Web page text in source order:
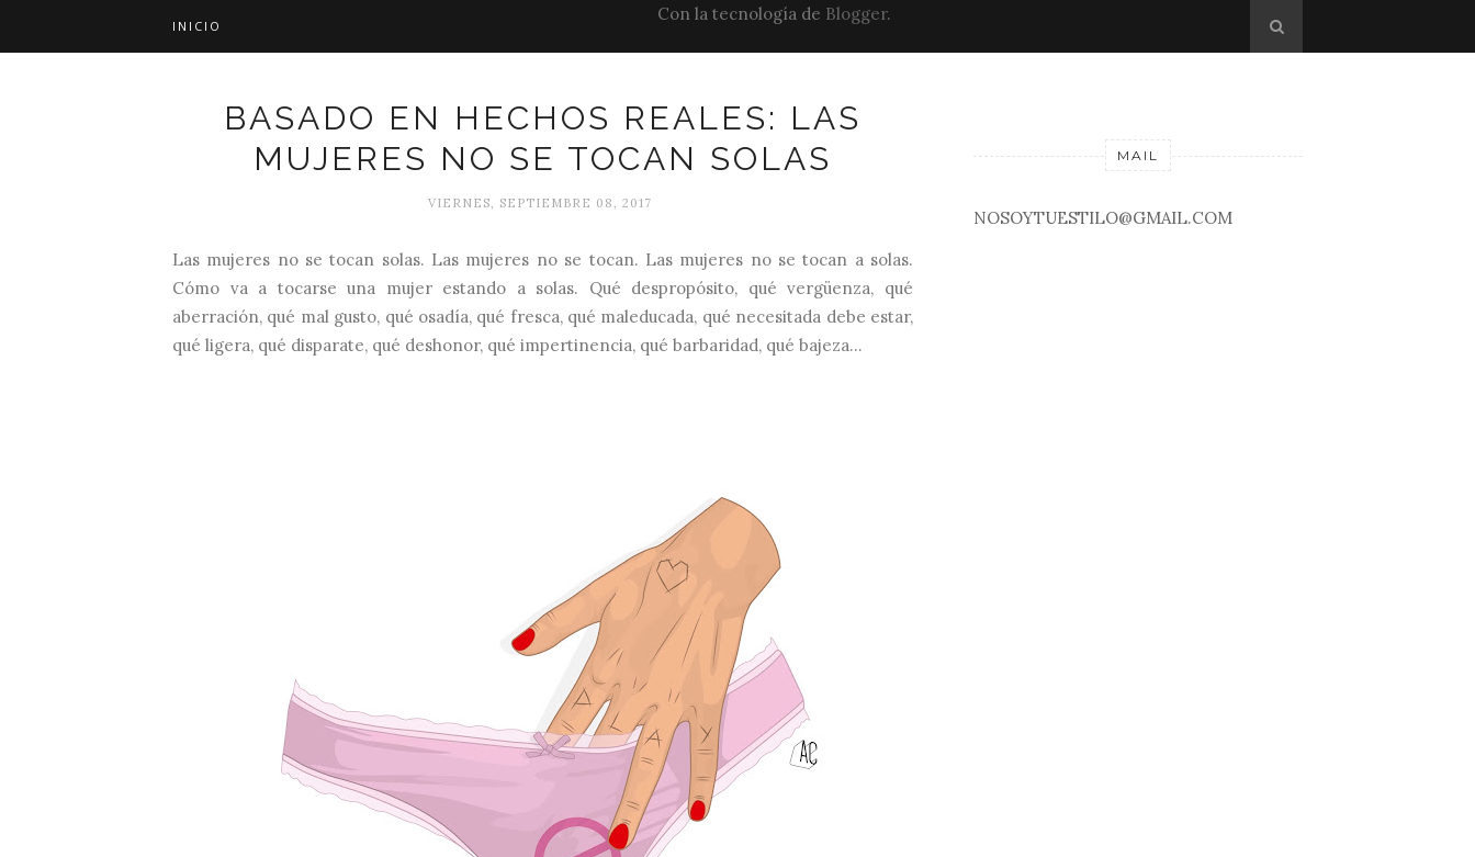
INICIO
Con la tecnología de Blogger.
BASADO EN HECHOS REALES: LAS
MUJERES NO SE TOCAN SOLAS
VIERNES, SEPTIEMBRE 08, 2017
Las mujeres no se tocan solas. Las mujeres no se tocan. Las mujeres no se tocan a solas.
Cómo va a tocarse una mujer estando a solas. Qué despropósito, qué vergüenza, qué
aberración, qué mal gusto, qué osadía, qué fresca, qué maleducada, qué necesitada debe estar,
qué ligera, qué disparate, qué deshonor, qué impertinencia, qué barbaridad, qué bajeza...
MAIL
NOSOYTUESTILO@GMAIL.COM